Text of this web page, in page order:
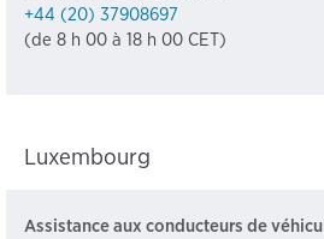
+44 (20) 37908697
(de 8 h 00 à 18 h 00 CET)
Luxembourg
Assistance aux conducteurs de